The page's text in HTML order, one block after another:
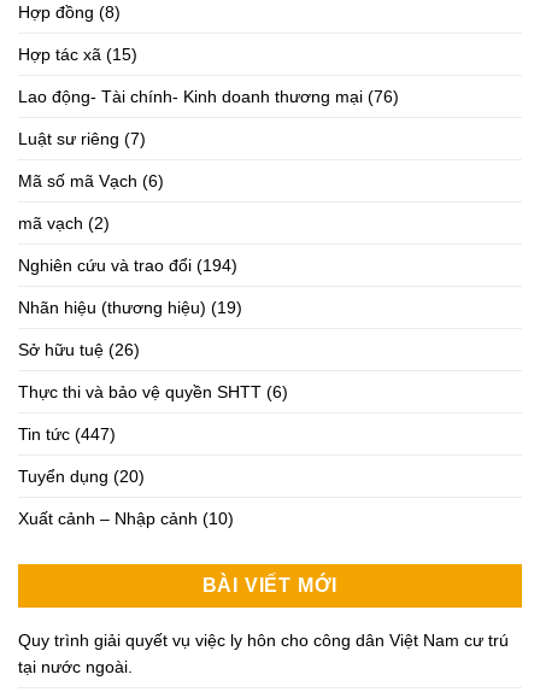
Hợp đồng (8)
Hợp tác xã (15)
Lao động- Tài chính- Kinh doanh thương mại (76)
Luật sư riêng (7)
Mã số mã Vạch (6)
mã vạch (2)
Nghiên cứu và trao đổi (194)
Nhãn hiệu (thương hiệu) (19)
Sở hữu tuệ (26)
Thực thi và bảo vệ quyền SHTT (6)
Tin tức (447)
Tuyển dụng (20)
Xuất cảnh – Nhập cảnh (10)
BÀI VIẾT MỚI
Quy trình giải quyết vụ việc ly hôn cho công dân Việt Nam cư trú
tại nước ngoài.